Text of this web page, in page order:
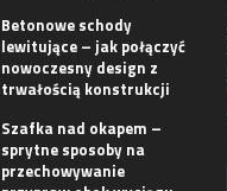
Betonowe schody
lewitujące – jak połączyć
nowoczesny design z
trwałością konstrukcji
Szafka nad okapem –
sprytne sposoby na
przechowywanie